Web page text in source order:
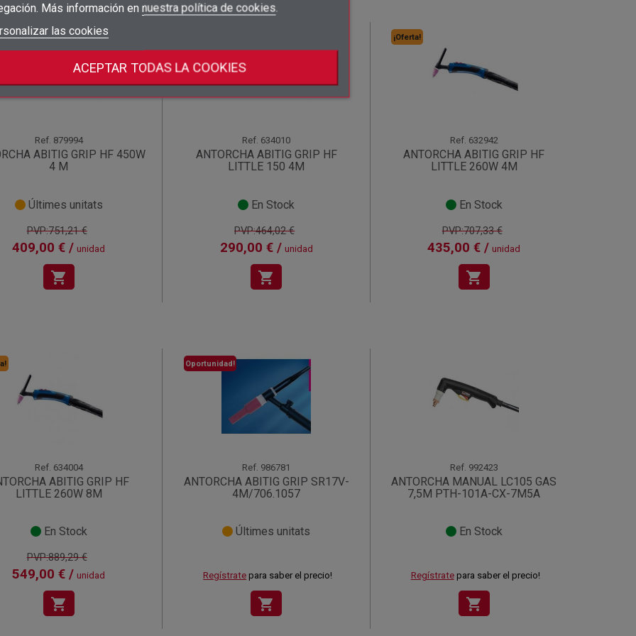
add_circle_outline
Crear lista de deseos
((cancelText))
(( actionText ))
((renameText))
Más información en nuestra política de cookies.
las cookies
ACEPTAR TODAS LA COOKIES
Ref. 879994
ABITIG GRIP HF 450W
4 M
Últimes unitats
PVP:751,21 €
409,00 € / unidad
shopping_cart
Ref. 634010
ANTORCHA ABITIG GRIP HF
LITTLE 150 4M
En Stock
PVP:464,02 €
290,00 € / unidad
shopping_cart
¡Oferta!
Ref. 632942
ANTORCHA ABITIG GRIP HF
LITTLE 260W 4M
En Stock
PVP:707,33 €
435,00 € / unidad
shopping_cart
Ref. 634004
ABITIG GRIP HF
LITTLE 260W 8M
En Stock
PVP:889,29 €
549,00 € / unidad
shopping_cart
Oportunidad!
Ref. 986781
ANTORCHA ABITIG GRIP SR17V-
4M/706.1057
Últimes unitats
Regístrate para saber el precio!
shopping_cart
Ref. 992423
ANTORCHA MANUAL LC105 GAS
7,5M PTH-101A-CX-7M5A
En Stock
Regístratepara saber el precio!
shopping_cart